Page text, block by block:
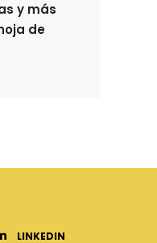
y más
de
LINKEDIN